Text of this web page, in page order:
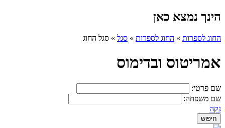
הינך נמצא כאן
החוג לספרות » החוג לספרות » סגל » סגל החוג
אמריטוס ובדימוס
שם פרטי:
שם משפחה:
נקה